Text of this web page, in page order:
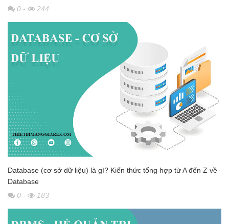
0 - 244
Database (cơ sở dữ liệu) là gì? Kiến thức tổng hợp từ A đến Z về
Database
0 - 183